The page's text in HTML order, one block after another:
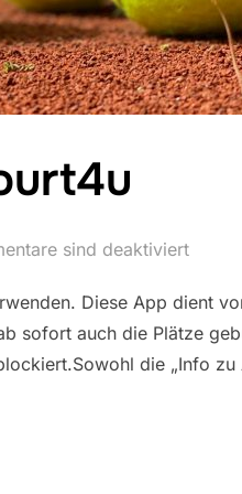
sind deaktiviert
Diese App dient
sofort auch die Plätze
die „Info zu
COURT4U“